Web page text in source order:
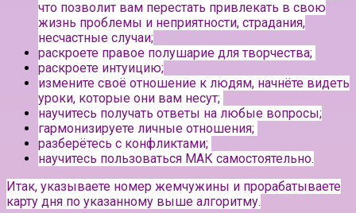
что позволит вам перестать привлекать в свою
жизнь проблемы и неприятности, страдания,
несчастные случаи;
раскроете правое полушарие для творчества;
раскроете интуицию;
измените своё отношение к людям, начнёте видеть
уроки, которые они вам несут;
научитесь получать ответы на любые вопросы;
гармонизируете личные отношения;
разберётесь с конфликтами;
научитесь пользоваться МАК самостоятельно.
Итак, указываете номер жемчужины и прорабатываете
карту дня по указанному выше алгоритму.